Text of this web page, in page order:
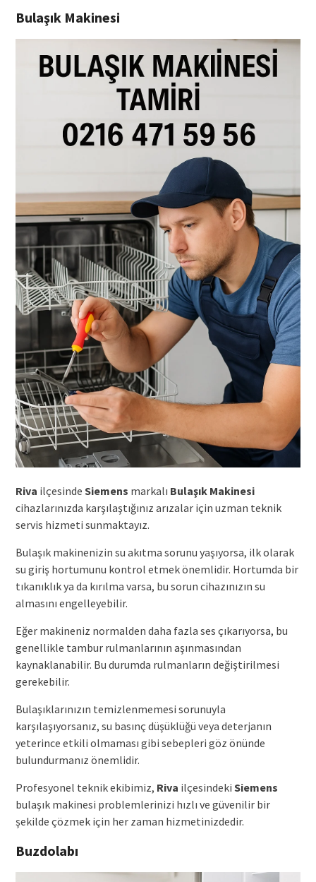
Bulaşık Makinesi
Riva ilçesinde Siemens markalı Bulaşık Makinesi
cihazlarınızda karşılaştığınız arızalar için uzman teknik
servis hizmeti sunmaktayız.
Bulaşık makinenizin su akıtma sorunu yaşıyorsa, ilk olarak
su giriş hortumunu kontrol etmek önemlidir. Hortumda bir
tıkanıklık ya da kırılma varsa, bu sorun cihazınızın su
almasını engelleyebilir.
Eğer makineniz normalden daha fazla ses çıkarıyorsa, bu
genellikle tambur rulmanlarının aşınmasından
kaynaklanabilir. Bu durumda rulmanların değiştirilmesi
gerekebilir.
Bulaşıklarınızın temizlenmemesi sorunuyla
karşılaşıyorsanız, su basınç düşüklüğü veya deterjanın
yeterince etkili olmaması gibi sebepleri göz önünde
bulundurmanız önemlidir.
Profesyonel teknik ekibimiz, Riva ilçesindeki Siemens
bulaşık makinesi problemlerinizi hızlı ve güvenilir bir
şekilde çözmek için her zaman hizmetinizdedir.
Buzdolabı